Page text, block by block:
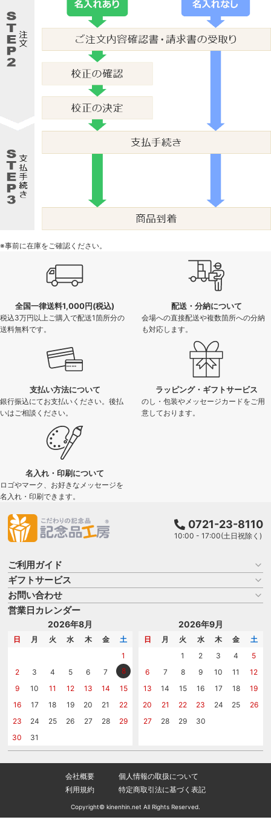
※事前に在庫をご確認ください。
全国一律送料1,000円(税込)
税込3万円以上ご購入で配送1箇所分の
送料無料です。
配送・分納について
会場への直接配送や複数箇所への分納
も対応します。
支払い方法について
銀行振込にてお支払いください。後払
いはご相談ください。
ラッピング・ギフトサービス
のし・包装やメッセージカードをご用
意しております。
名入れ・印刷について
ロゴやマーク、お好きなメッセージを
名入れ・印刷できます。
0721-23-8110
10:00 - 17:00(土日祝除く)
ご利用ガイド
お買い物ガイド
よくある質問
はじめての記念品選び
記念品工房の使い方
ギフトサービス
名入れについて
のし
メッセージカード
お問い合わせ
商品選びを相談する
名入れについて相談する
カタログを請求する
営業日カレンダー
2026年8月
日 月 火 水 木 金
土
1
2
3 4 5 6 7
8
9
10 11 12 13 14
15
16
17 18 19 20 21
22
23
24 25 26 27 28
29
30
31
2026年9月
日 月 火 水 木 金
土
1
2 3 4
5
6
7 8 9 10 11
12
13
14 15 16 17 18
19
20
21 22 23 24 25
26
27
28 29 30
会社概要
個人情報の取扱について
利用規約
特定商取引法に基づく表記
Copyright© kinenhin.net All Rights Reserved.